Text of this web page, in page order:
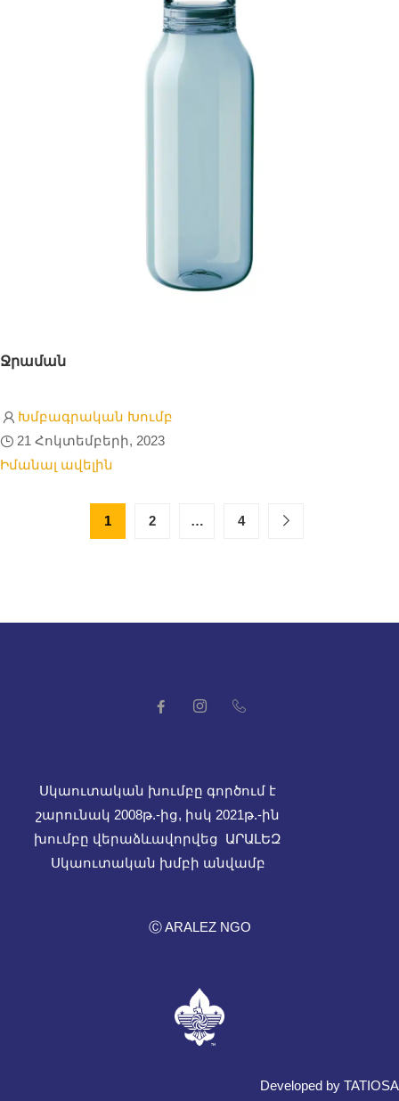
Ջրաման
Խմբագրական Խումբ
21 Հոկտեմբերի, 2023
Իմանալ ավելին
1 2 … 4
Սկաուտական խումբը գործում է
շարունակ 2008թ.-ից, իսկ 2021թ.-ին
խումբը վերաձևավորվեց ԱՐԱԼԵԶ
Սկաուտական խմբի անվամբ
Ⓒ ARALEZ NGO
Developed by TATIOSA